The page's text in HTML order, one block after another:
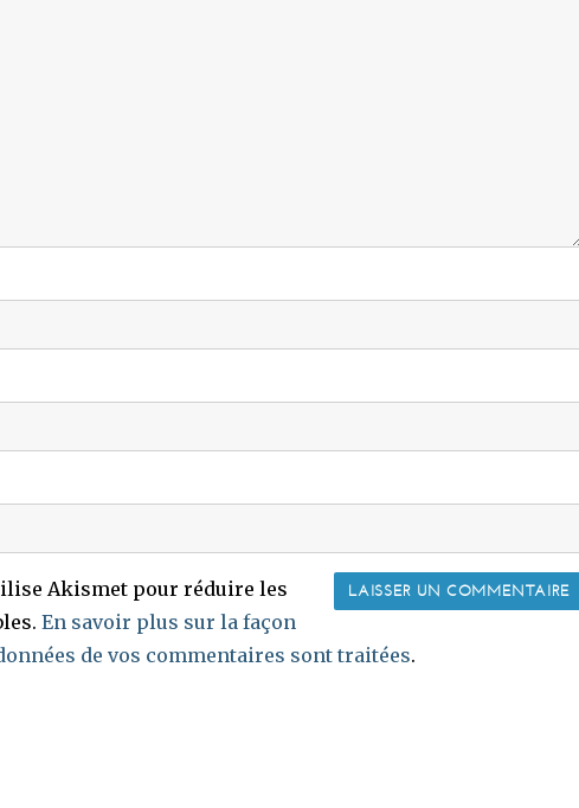
Akismet pour réduire les
En savoir plus sur la façon
de vos commentaires sont traitées.